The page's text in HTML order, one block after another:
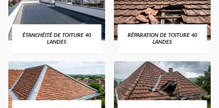
ÉTANCHÉITÉ DE TOITURE 40
LANDES
RÉPARATION DE TOITURE 40
LANDES